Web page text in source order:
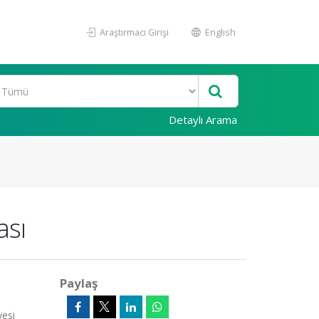
Araştırmacı Girişi English
Detaylı Arama
Paylaş